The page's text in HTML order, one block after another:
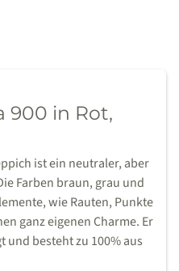
900 in Rot,
ist ein neutraler, aber
Farben braun, grau und
wie Rauten, Punkte
ganz eigenen Charme. Er
besteht zu 100% aus